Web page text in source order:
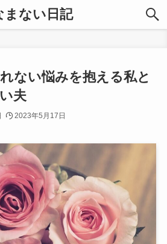
まない日記
ない悩みを抱える私と
夫
2023年5月17日